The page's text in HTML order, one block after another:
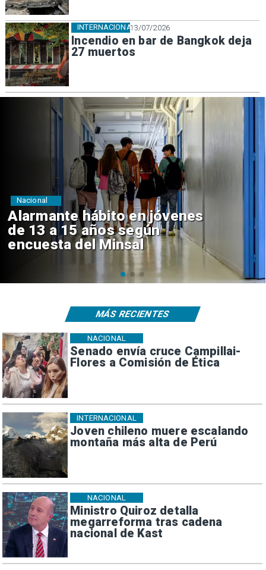
13/07/2026
Incendio en bar de Bangkok deja
27 muertos
INTERNACIONAL
Aprueban creación del Parque
Sebastián Piñera con inversión
de $4 mil millones
Regiones
Senado envía cruce Campillai-
Flores a Comisión de Ética
NACIONAL
Joven chileno muere escalando
montaña más alta de Perú
INTERNACIONAL
Ministro Quiroz detalla
megarreforma tras cadena
nacional de Kast
NACIONAL
MÁS RECIENTES